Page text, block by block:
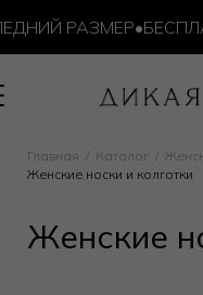
РАЗМЕР•
Главная Каталог
Женские носки и колготки
Женские